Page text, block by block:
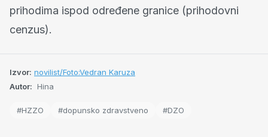
prihodima ispod određene granice (prihodovni
cenzus).
Izvor: novilist/Foto:Vedran Karuza
Autor: Hina
#HZZO #dopunsko zdravstveno #DZO